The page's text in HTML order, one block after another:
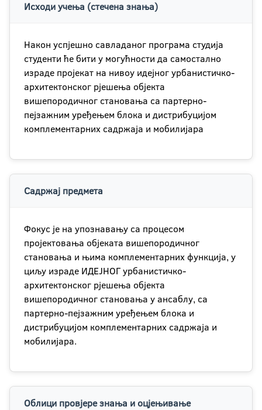
Исходи учења (стечена знања)
Након успjешно савладаног програма студија
студенти ће бити у могућности да самостално
израде пројекат на нивоу идејног урбанистичко-
архитектонског рјешења објекта
вишепородичног становања са партерно-
пејзажним уређењем блока и дистрибуцијом
комплементарних садржаја и мобилијара
Садржај предмета
Фокус је на упознавању са процесом
пројектовања објеката вишепородичног
становања и њима комплементарних функција, у
циљу израде ИДЕЈНОГ урбанистичко-
архитектонског рјешења објекта
вишепородичног становања у ансаблу, са
партерно-пејзажним уређењем блока и
дистрибуцијом комплементарних садржаја и
мобилијара.
Облици провјере знања и оцјењивање